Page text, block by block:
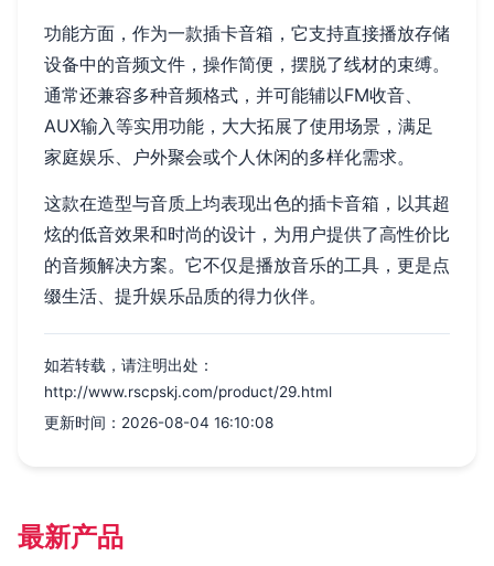
功能方面，作为一款插卡音箱，它支持直接播放存储
设备中的音频文件，操作简便，摆脱了线材的束缚。
通常还兼容多种音频格式，并可能辅以FM收音、
AUX输入等实用功能，大大拓展了使用场景，满足
家庭娱乐、户外聚会或个人休闲的多样化需求。
这款在造型与音质上均表现出色的插卡音箱，以其超
炫的低音效果和时尚的设计，为用户提供了高性价比
的音频解决方案。它不仅是播放音乐的工具，更是点
缀生活、提升娱乐品质的得力伙伴。
如若转载，请注明出处：
http://www.rscpskj.com/product/29.html
更新时间：2026-08-04 16:10:08
最新产品